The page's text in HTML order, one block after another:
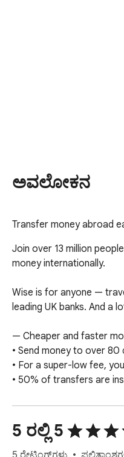
ಅವಲೋಕನ
Transfer money abroad
Join over 13 million
money internationally.
Wise is for anyone —
leading UK banks. And a
— Cheaper and faster
• Send money to over 80
• For a super-low fee,
• 50% of transfers are
(NEW) Wise Tools:
• Currency converter:
5 ರಲ್ಲಿ 5